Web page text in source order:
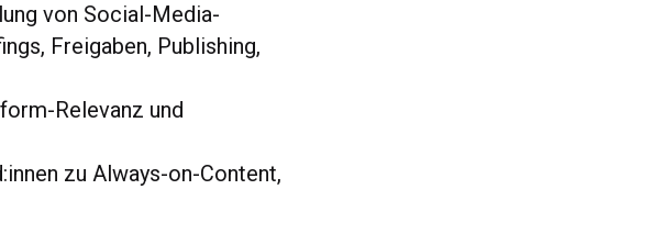
von Social-Media-
Freigaben, Publishing,
Relevanz und
zu Always-on-Content,